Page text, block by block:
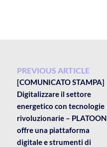
PREVIOUS ARTICLE
[COMUNICATO STAMPA]
Digitalizzare il settore
energetico con tecnologie
rivoluzionarie – PLATOON
offre una piattaforma
digitale e strumenti di